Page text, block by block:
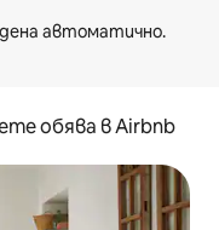
обява в Airbnb